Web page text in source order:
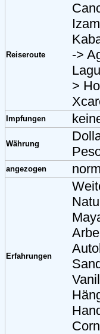
Reiseroute
->
>
Impfungen
Währung
angezogen
Erfahrungen